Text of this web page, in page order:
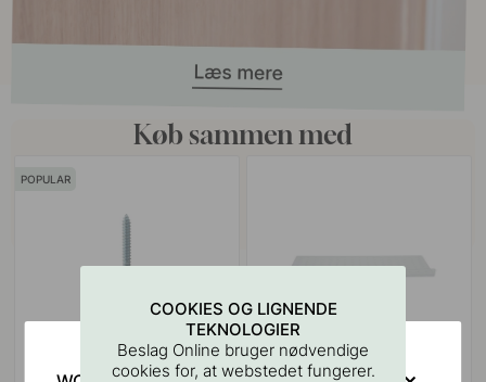
Køb sammen med
POPULAR
COOKIES OG LIGNENDE
TEKNOLOGIER
Beslag Online bruger nødvendige
cookies for, at webstedet fungerer.